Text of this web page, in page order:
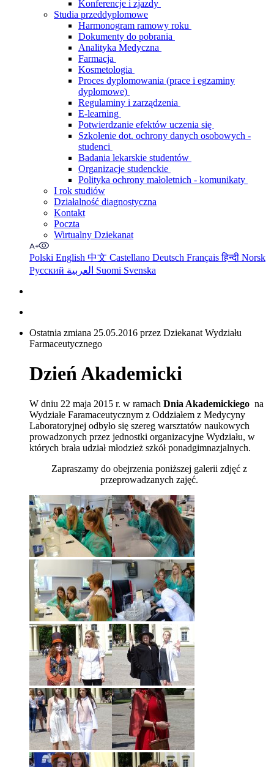
Konferencje i zjazdy
Studia przeddyplomowe
Harmonogram ramowy roku
Dokumenty do pobrania
Analityka Medyczna
Farmacja
Kosmetologia
Proces dyplomowania (prace i egzaminy
dyplomowe)
Regulaminy i zarządzenia
E-learning
Potwierdzanie efektów uczenia się
Szkolenie dot. ochrony danych osobowych -
studenci
Badania lekarskie studentów
Organizacje studenckie
Polityka ochrony małoletnich - komunikaty
I rok studiów
Działalność diagnostyczna
Kontakt
Poczta
Wirtualny Dziekanat
Polski English 中文 Castellano Deutsch Françaisहिन्दी Norsk
Русский
Suomi Svenska
Ostatnia zmiana 25.05.2016 przez Dziekanat Wydziału
Farmaceutycznego
Dzień Akademicki
W dniu 22 maja 2015 r. w ramach Dnia Akademickiego na
Wydziałe Faramaceutycznym z Oddziałem z Medycyny
Laboratoryjnej odbyło się szereg warsztatów naukowych
prowadzonych przez jednostki organizacyjne Wydziału, w
których brała udział młodzież szkół ponadgimnazjalnych.
Zapraszamy do obejrzenia poniższej galerii zdjęć z
przeprowadzanych zajęć.